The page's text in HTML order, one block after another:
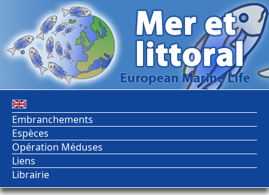
Embranchements
Espèces
Opération Méduses
Liens
Librairie